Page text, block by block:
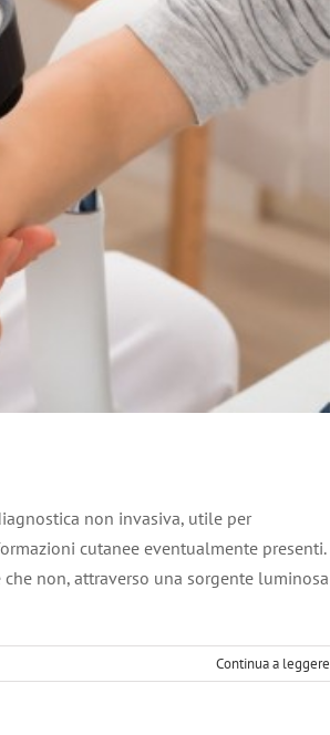
non invasiva, utile per
cutanee eventualmente presenti.
non, attraverso una sorgente luminosa
Continua a leggere